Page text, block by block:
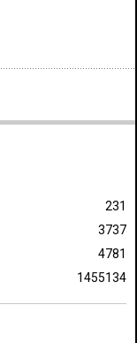
231
3737
4781
1455134